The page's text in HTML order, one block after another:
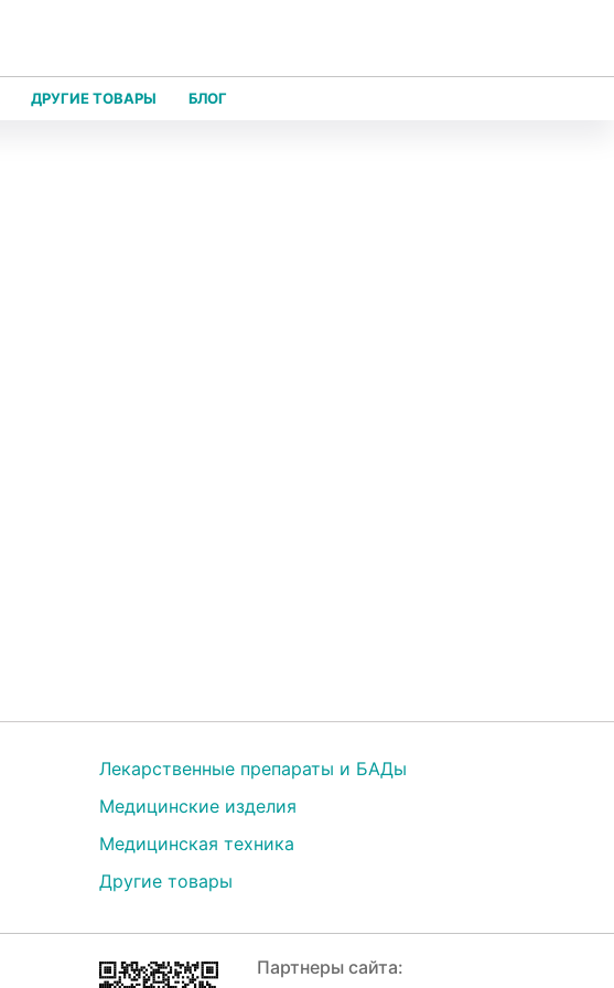
ДРУГИЕ ТОВАРЫ БЛОГ
Лекарственные препараты и БАДы
Медицинские изделия
Медицинская техника
Другие товары
Партнеры сайта: